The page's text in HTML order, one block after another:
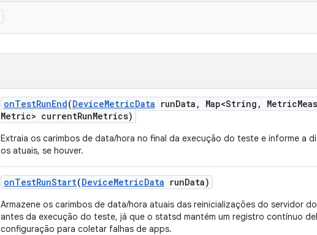
onTestRunEnd(DeviceMetricData runData , Map<String , Metric
Metric> currentRunMetrics)
Extraia os carimbos de data/hora no final da execução do teste e informe a
os atuais, se houver.
onTestRunStart(DeviceMetricData runData)
Armazene os carimbos de data/hora atuais das reinicializações do servidor
antes da execução do teste, já que o statsd mantém um registro contínuo
configuração para coletar falhas de apps.